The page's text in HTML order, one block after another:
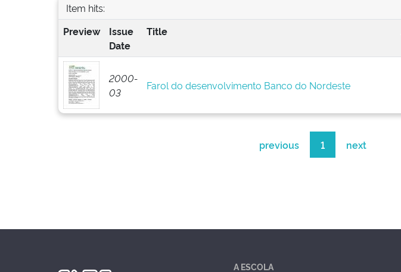
Item hits:
Preview
Issue
Date
Title
2000-
03
Farol do desenvolvimento Banco do Nordeste
previous 1 next
A ESCOLA